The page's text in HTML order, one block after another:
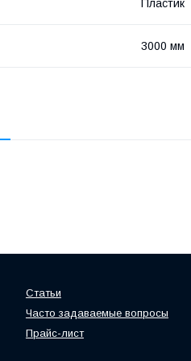
Пластик
3000 мм
Статьи
Часто задаваемые вопросы
Прайс-лист